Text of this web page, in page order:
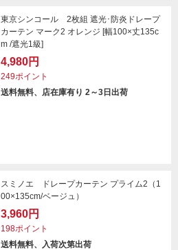
東京シンコール 2枚組 遮光･防炎ドレープ
カーテン マーク2 オレンジ [幅100×丈135c
m /遮光1級]
4,980円
249ポイント
送料無料、店在庫有り 2～3日出荷
スミノエ ドレープカーテン プライム2（1
00×135cm/ベージュ）
3,960円
198ポイント
送料無料、入荷次第出荷